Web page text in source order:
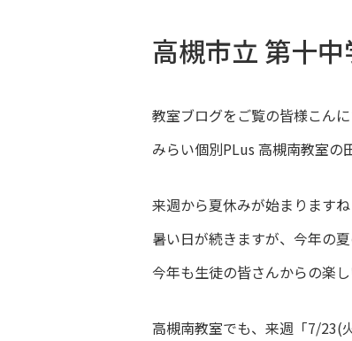
高槻市立 第十
教室ブログをご覧の皆様こんに
みらい個別PLus 高槻南教室
来週から夏休みが始まります
暑い日が続きますが、今年の
今年も生徒の皆さんからの楽
高槻南教室でも、来週「7/23(